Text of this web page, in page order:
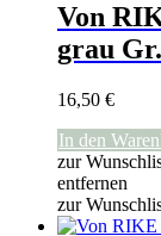
Von
grau
16,50 €
In den
zur
entfernen
zur